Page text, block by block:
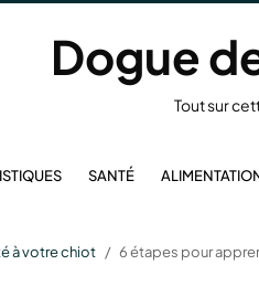
Dogue
Tout sur
SANTÉ
à votre chiot 6 étapes pour